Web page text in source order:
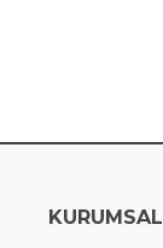
KURUMSAL